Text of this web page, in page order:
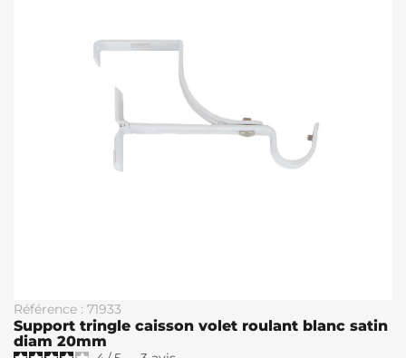
Référence : 71933
Support tringle caisson volet roulant blanc satin
diam 20mm